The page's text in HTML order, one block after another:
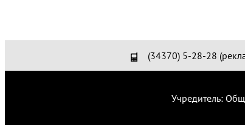
(34370) 5-28-28
Учредитель: